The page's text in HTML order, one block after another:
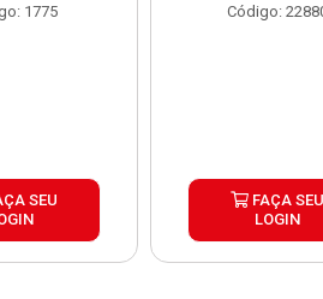
1775
SEU
Código:
FAÇA SEU
LOGIN